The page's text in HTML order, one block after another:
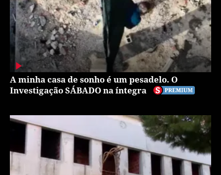
A minha casa de sonho é um pesadelo. O
Investigação SÁBADO na íntegra